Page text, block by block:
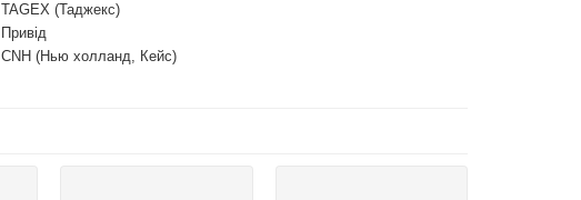
TAGEX (Таджекс)
Привід
CNH (Нью холланд, Кейс)